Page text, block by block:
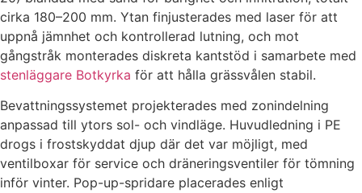
cirka 180–200 mm. Ytan finjusterades med laser för att
uppnå jämnhet och kontrollerad lutning, och mot
gångstråk monterades diskreta kantstöd i samarbete med
stenläggare Botkyrka för att hålla grässvålen stabil.
Bevattningssystemet projekterades med zonindelning
anpassad till ytors sol- och vindläge. Huvudledning i PE
drogs i frostskyddat djup där det var möjligt, med
ventilboxar för service och dräneringsventiler för tömning
inför vinter. Pop-up-spridare placerades enligt